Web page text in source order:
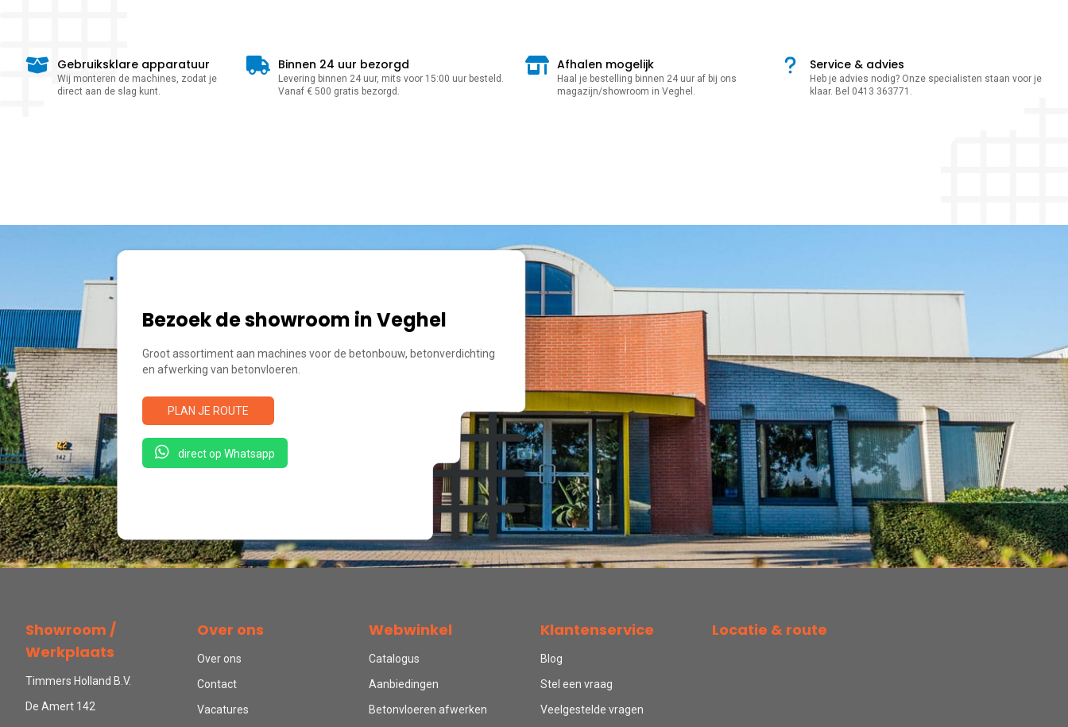
Gebruiksklare apparatuur
Wij monteren de machines, zodat je
direct aan de slag kunt.
Binnen 24 uur bezorgd
Levering binnen 24 uur, mits voor 15:00 uur besteld.
Vanaf € 500 gratis bezorgd.
Afhalen mogelijk
Haal je bestelling binnen 24 uur af bij ons
magazijn/showroom in Veghel.
Service & advies
Heb je advies nodig? Onze specialisten staan voor je
klaar. Bel 0413 363771.
Bezoek de showroom in Veghel
Groot assortiment aan machines voor de betonbouw, betonverdichting
en afwerking van betonvloeren.
PLAN JE ROUTE
direct op Whatsapp
Showroom /
Werkplaats
Timmers Holland B.V.
De Amert 142
Over ons
Over ons
Contact
Vacatures
Webwinkel
Catalogus
Aanbiedingen
Betonvloeren afwerken
Klantenservice
Blog
Stel een vraag
Veelgestelde vragen
Locatie & route